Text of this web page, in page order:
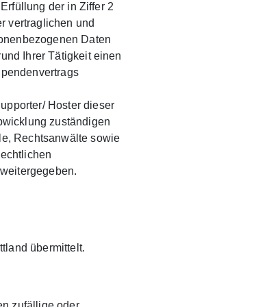
der in Ziffer 2
vertraglichen und
Daten
Ihrer Tätigkeit einen
Hoster dieser
zuständigen
Rechtsanwälte sowie
übermittelt.